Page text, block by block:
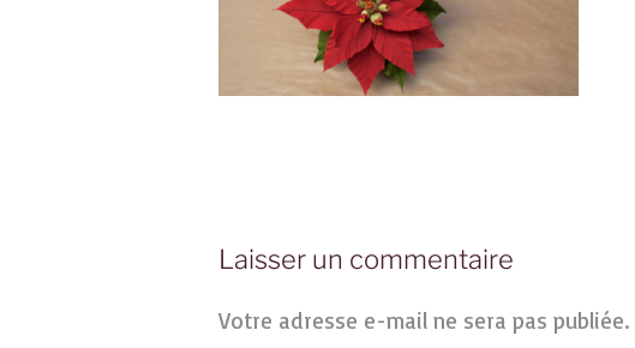
Laisser un commentaire
Votre adresse e-mail ne sera pas publiée.